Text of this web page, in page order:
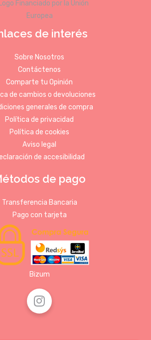
de interés
Sobre Nosotros
Contáctenos
Comparte tu Opinión
de cambios o devoluciones
generales de compra
Política de privacidad
Política de cookies
Aviso legal
de accesibilidad
de pago
Transferencia Bancaria
Pago con tarjeta
Bizum